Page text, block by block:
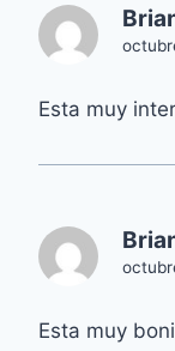
Esta muy
Esta muy